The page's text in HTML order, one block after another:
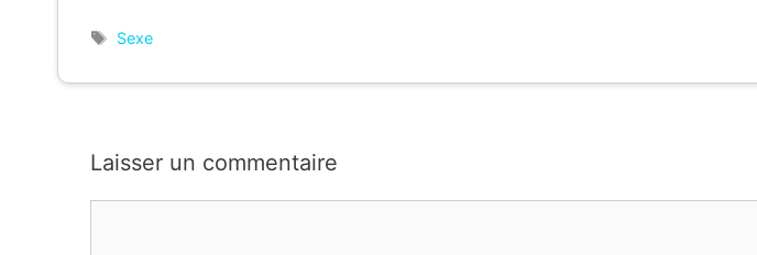
Étiquettes
Sexe
Laisser un commentaire